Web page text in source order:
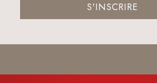
S'INSCRIRE